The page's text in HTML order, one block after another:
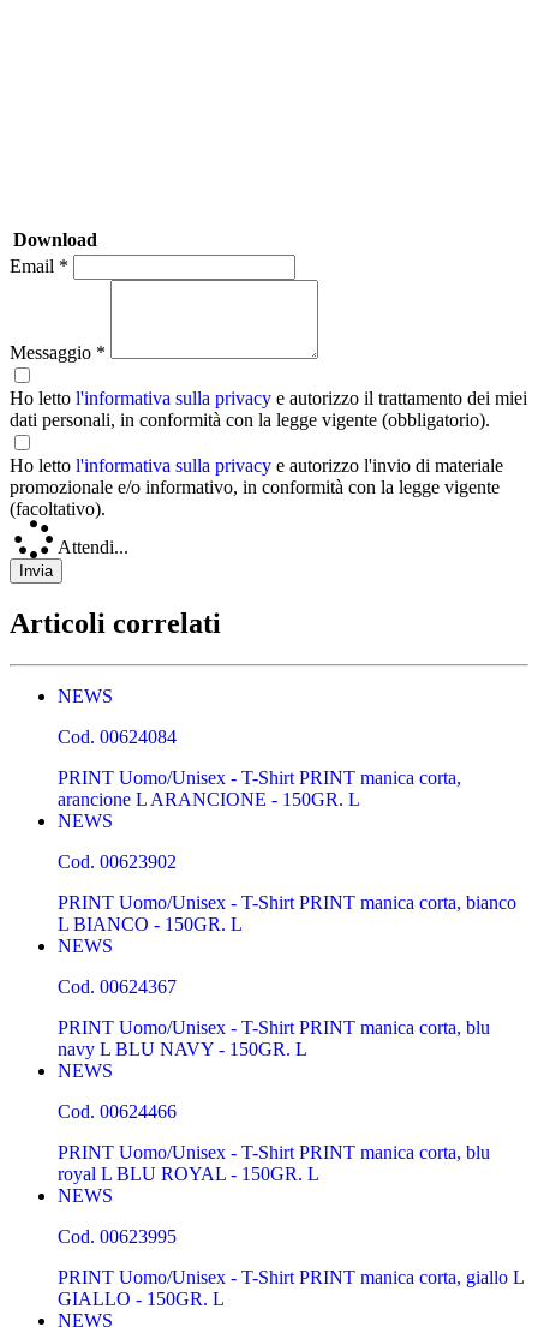
Download
Email *
Messaggio *
Ho letto l'informativa sulla privacy e autorizzo il trattamento dei miei
dati personali, in conformità con la legge vigente (obbligatorio).
Ho letto l'informativa sulla privacy e autorizzo l'invio di materiale
promozionale e/o informativo, in conformità con la legge vigente
(facoltativo).
Attendi...
Articoli correlati
NEWS
Cod. 00624084
PRINT Uomo/Unisex - T-Shirt PRINT manica corta,
arancione L ARANCIONE - 150GR. L
NEWS
Cod. 00623902
PRINT Uomo/Unisex - T-Shirt PRINT manica corta, bianco
L BIANCO - 150GR. L
NEWS
Cod. 00624367
PRINT Uomo/Unisex - T-Shirt PRINT manica corta, blu
navy L BLU NAVY - 150GR. L
NEWS
Cod. 00624466
PRINT Uomo/Unisex - T-Shirt PRINT manica corta, blu
royal L BLU ROYAL - 150GR. L
NEWS
Cod. 00623995
PRINT Uomo/Unisex - T-Shirt PRINT manica corta, giallo L
GIALLO - 150GR. L
NEWS